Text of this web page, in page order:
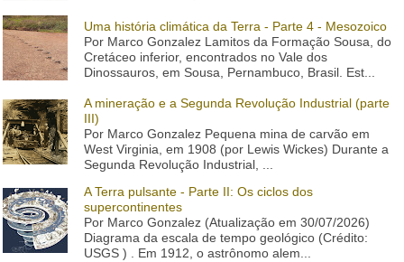
Uma história climática da Terra - Parte 4 - Mesozoico
Por Marco Gonzalez Lamitos da Formação Sousa, do
Cretáceo inferior, encontrados no Vale dos
Dinossauros, em Sousa, Pernambuco, Brasil. Est...
A mineração e a Segunda Revolução Industrial (parte
III)
Por Marco Gonzalez Pequena mina de carvão em
West Virginia, em 1908 (por Lewis Wickes) Durante a
Segunda Revolução Industrial, ...
A Terra pulsante - Parte II: Os ciclos dos
supercontinentes
Por Marco Gonzalez (Atualização em 30/07/2026)
Diagrama da escala de tempo geológico (Crédito:
USGS ) . Em 1912, o astrônomo alem...